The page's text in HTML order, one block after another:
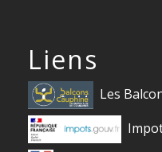
Liens
Les